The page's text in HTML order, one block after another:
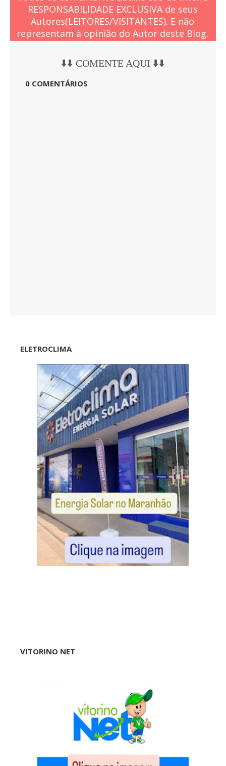
RESPONSABILIDADE EXCLUSIVA de seus
Autores(LEITORES/VISITANTES). E não
representam à opinião do Autor deste Blog.
⬇️⬇️ COMENTE AQUI ⬇️⬇️
0 COMENTÁRIOS
ELETROCLIMA
VITORINO NET